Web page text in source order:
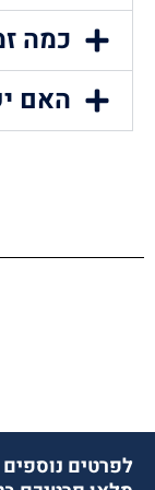
כמה
האם
לפרטים נוספים